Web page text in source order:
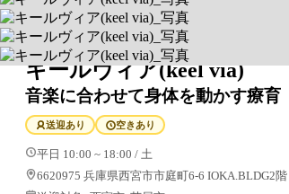
キールヴィア(keel via)
音楽に合わせて身体を動かす療育
送迎あり 空きあり
平日 10:00 ~ 18:00 / 土
6620975 兵庫県西宮市市庭町6-6 IOKA.BLDG2階